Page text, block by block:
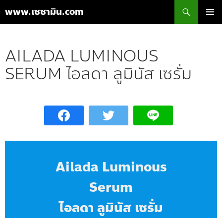
www.เซซามิน.com
เนื้อหา
AILADA LUMINOUS
SERUM ไอลดา ลูมินัส เซรั่ม
Ailada Luminous
Serum
ไอลดา ลูมินัส เซรั่ม